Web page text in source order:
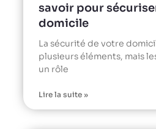
savoir pour
domicile
La sécurité de votre
plusieurs éléments, mais
un rôle
Lire la suite »